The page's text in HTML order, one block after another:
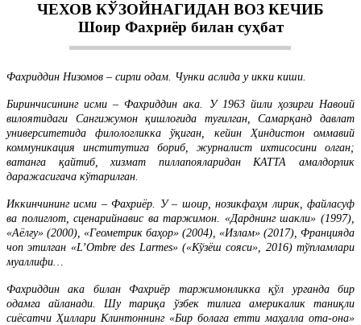
ЧЕХОВ КЎЗОЙНАГИДАН ВОЗ КЕЧИБ
Шоир Фахриёр билан суҳбат
Фахриддин Низомов – сирли одам. Чунки аслида у икки киши.
Биринчисининг исми – Фахриддин ака. У 1963 йили ҳозирги Навоий
вилоятидаги Сангижумон қишлоғида туғилган, Самарқанд давлат
университетида филологликка ўқиган, кейин Ҳиндистон оммавий
коммуникация институтига бориб, журналист ихтисосини олган;
ватанга қайтиб, хизмат пиллапояларидан КАТТА амалдорлик
даражасигача кўтарилган.
Иккинчининг исми – Фахриёр. У – шоир, нозикфаҳм лирик, файласуф
ва полиглот, сценарийнавис ва таржимон. «Дарднинг шакли» (1997),
«Аёлғу» (2000), «Геометрик баҳор» (2004), «Излам» (2017), Францияда
чоп этилган «L’Ombre des Larmes» («Кўзёш сояси», 2016) тўпламлари
муаллифи…
Фахриддин ака билан Фахриёр таржимонликка қўл урганда бир
одамга айланади. Шу тариқа ўзбек тилига америкалик таниқли
сиёсатчи Ҳиллари Клинтоннинг «Бир болага етти маҳалла ота-она»